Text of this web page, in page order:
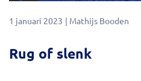
1 januari 2023 Mathijs Booden
Rug of slenk